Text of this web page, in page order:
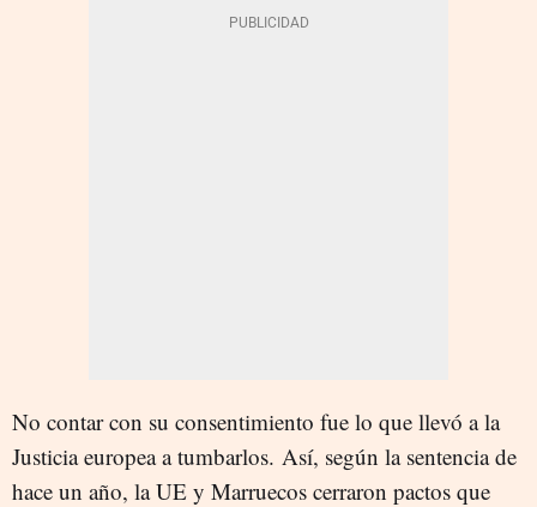
No contar con su consentimiento fue lo que llevó a la
Justicia europea a tumbarlos. Así, según la sentencia de
hace un año, la UE y Marruecos cerraron pactos que